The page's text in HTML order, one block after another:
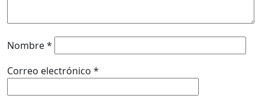
Nombre*
Correo electrónico *